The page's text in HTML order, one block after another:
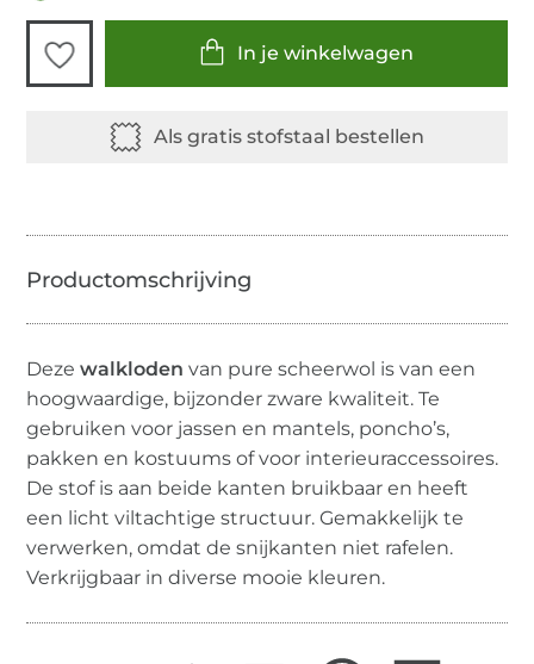
In je winkelwagen
Dezewalkloden van pure scheerwol is van een
hoogwaardige, bijzonder zware kwaliteit. Te
gebruiken voor jassen en mantels, poncho’s,
pakken en kostuums of voor interieuraccessoires.
De stof is aan beide kanten bruikbaar en heeft
een licht viltachtige structuur. Gemakkelijk te
verwerken, omdat de snijkanten niet rafelen.
Verkrijgbaar in diverse mooie kleuren.